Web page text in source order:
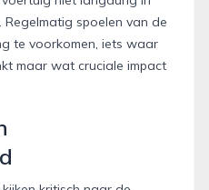
spoelen van de
te voorkomen, iets waar
maar wat cruciale impact